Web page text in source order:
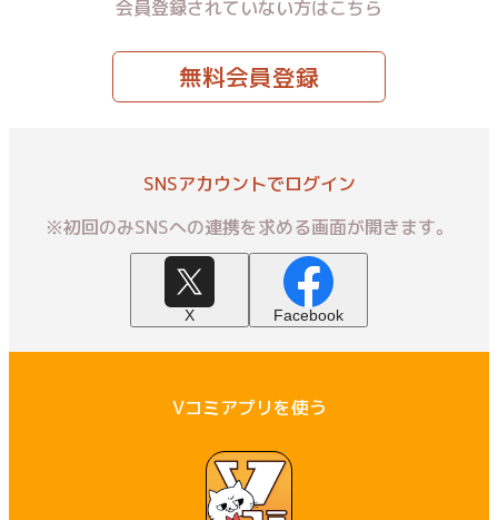
会員登録されていない方はこちら
無料会員登録
SNSアカウントでログイン
※初回のみSNSへの連携を求める画面が開きます。
X Facebook
Vコミアプリを使う